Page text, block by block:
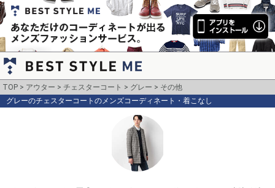
TOP アウター チェスターコート グレー
その他
グレーのチェスターコートのメンズコーディネート・着こなし